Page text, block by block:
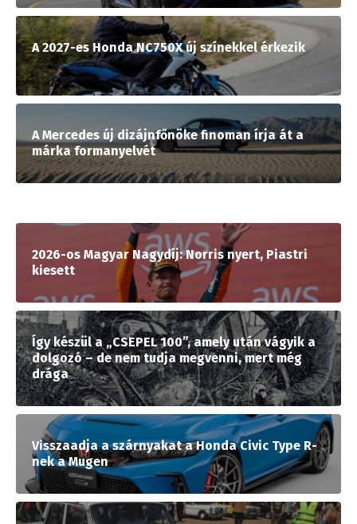
A 2027-es Honda NC750X új színekkel érkezik
A Mercedes új dizájnfőnöke finoman írja át a
márka formanyelvét
2026-os Magyar Nagydíj: Norris nyert, Piastri
kiesett
Így készül a „CSEPEL 100”, amely után vágyik a
dolgozó – de nem tudja megvenni, mert még
drága
Visszaadja a szárnyakat a Honda Civic Type R-
nek a Mugen